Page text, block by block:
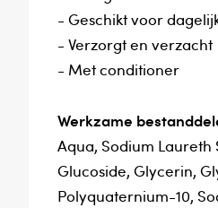
- Geschikt voor
- Verzorgt en verzacht
- Met conditioner
Werkzame
Aqua, Sodium
Glucoside, Glycerin,
Polyquaternium-10,